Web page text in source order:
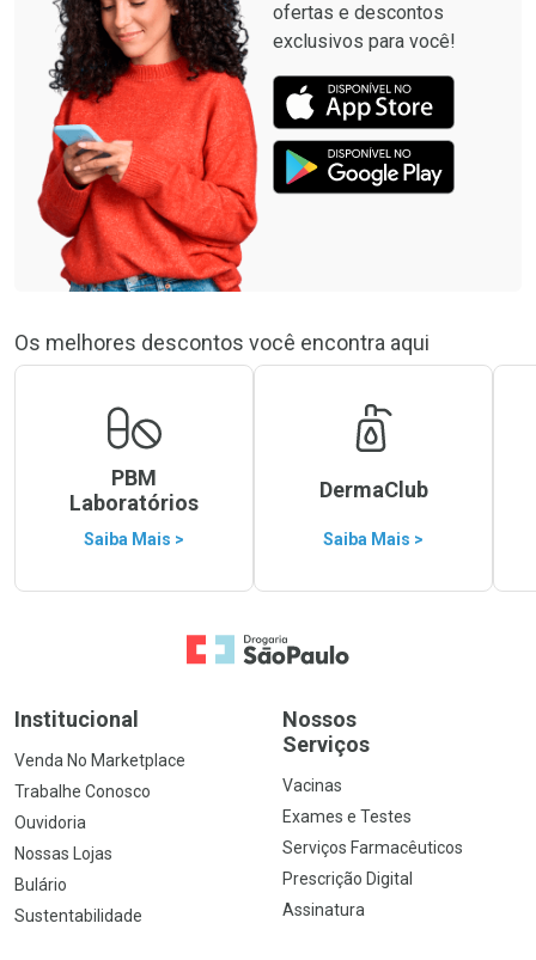
ofertas e descontos
exclusivos para você!
Os melhores descontos você encontra aqui
PBM
Laboratórios
Saiba Mais >
DermaClub
Saiba Mais >
Ir para a Home
Institucional
Venda No Marketplace
Trabalhe Conosco
Ouvidoria
Nossas Lojas
Bulário
Sustentabilidade
Nossos
Serviços
Vacinas
Exames e Testes
Serviços Farmacêuticos
Prescrição Digital
Assinatura